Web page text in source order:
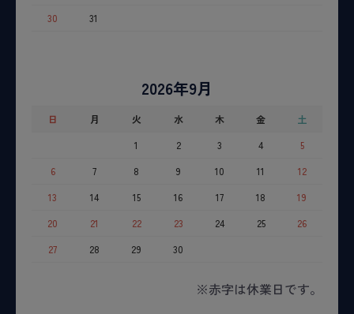
30
31
2026年9月
日 月 火 水 木 金
土
1
2 3 4
5
6
7 8 9 10 11
12
13
14 15 16 17 18
19
20
21 22 23 24 25
26
27
28 29 30
※赤字は休業日です。